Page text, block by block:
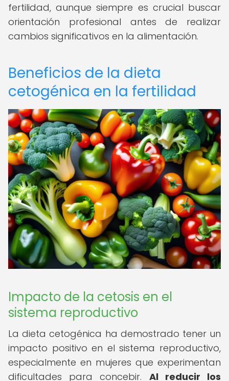
fertilidad, aunque siempre es crucial buscar
orientación profesional antes de realizar
cambios significativos en la alimentación.
Beneficios de la dieta
cetogénica en la fertilidad
Impacto de la cetosis en el
sistema reproductivo
La dieta cetogénica ha demostrado tener un
impacto positivo en el sistema reproductivo,
especialmente en mujeres que experimentan
dificultades para concebir. Al reducir los